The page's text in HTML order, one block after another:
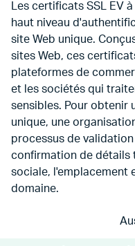
Les certificats SSL EV
haut niveau
site Web unique.
sites Web, ces
plateformes de
et les sociétés qui
sensibles. Pour obtenir
unique, une
processus de
confirmation de détails
sociale, l'emplacement
domaine.